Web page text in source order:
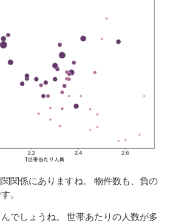
関係にありますね。 物件数も、負の
。
でしょうね。 世帯あたりの人数が多